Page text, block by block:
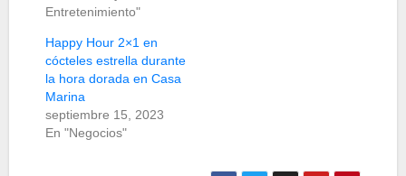
Entretenimiento"
Happy Hour 2×1 en
cócteles estrella durante
la hora dorada en Casa
Marina
septiembre 15, 2023
En "Negocios"